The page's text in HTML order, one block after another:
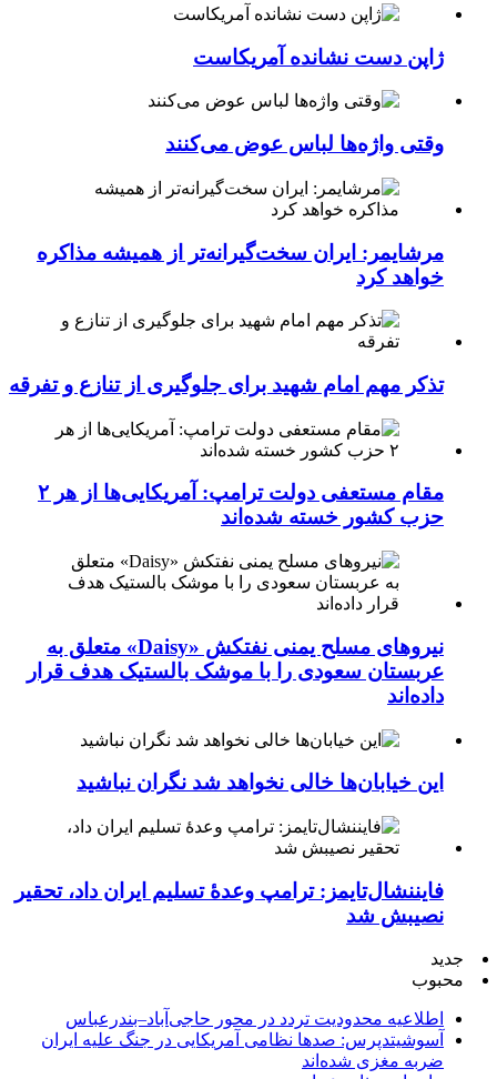
ژاپن دست نشانده آمریکاست
وقتی واژه‌ها لباس عوض می‌کنند
مرشایمر: ایران سخت‌گیرانه‌تر از همیشه مذاکره
خواهد کرد
تذکر مهم امام شهید برای جلوگیری از تنازع و تفرقه
مقام مستعفی دولت ترامپ: آمریکایی‌ها از هر ۲
حزب کشور خسته شده‌اند
نیروهای مسلح یمنی نفتکش «Daisy» متعلق به
عربستان سعودی را با موشک بالستیک هدف قرار
داده‌اند
این خیابان‌ها خالی نخواهد شد نگران نباشید
فایننشال‌تایمز: ترامپ وعدۀ تسلیم ایران داد، تحقیر
نصیبش شد
جدید
محبوب
اطلاعیه محدودیت تردد در محور حاجی‌آباد–بندرعباس
آسوشیتدپرس: صدها نظامی آمریکایی در جنگ علیه ایران
ضربه مغزی شده‌اند